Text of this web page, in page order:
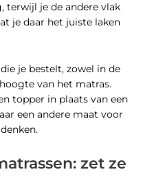
terwijl je de andere vlak
je daar het juiste laken
je bestelt, zowel in de
van het matras.
topper in plaats van een
een andere maat voor
zet ze